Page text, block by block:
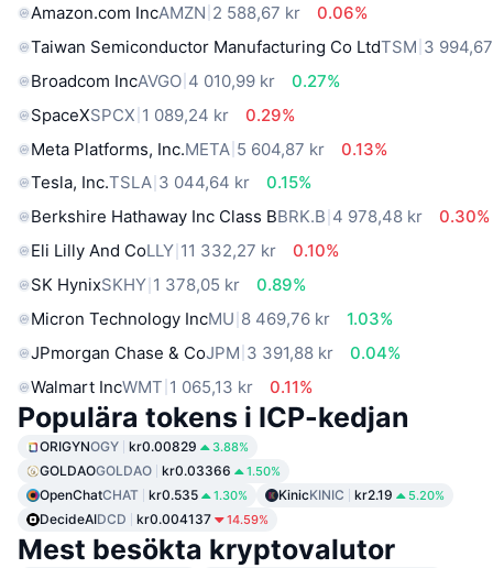
Amazon.com IncAMZN 2 588,67 kr
0.06%
Taiwan Semiconductor Manufacturing Co LtdTSM 3
Broadcom IncAVGO 4 010,99 kr
0.27%
SpaceXSPCX 1 089,24 kr
0.29%
Meta Platforms, Inc.META 5 604,87 kr
0.13%
Tesla, Inc.TSLA 3 044,64 kr
0.15%
Berkshire Hathaway Inc Class BBRK.B 4 978,48 kr
0.30%
Eli Lilly And CoLLY 11 332,27 kr
0.10%
SK HynixSKHY 1 378,05 kr
0.89%
Micron Technology IncMU 8 469,76 kr
1.03%
JPmorgan Chase & CoJPM 3 391,88 kr
0.04%
Walmart IncWMT 1 065,13 kr 0.11%
Populära tokens i ICP-kedjan
ORIGYNOGY kr0.00829 3.88%
GOLDAOGOLDAO kr0.03366 1.50%
OpenChatCHAT kr0.535 1.30% KinicKINIC kr2.19 5.20%
DecideAIDCD kr0.004137 14.59%
Mest besökta kryptovalutor